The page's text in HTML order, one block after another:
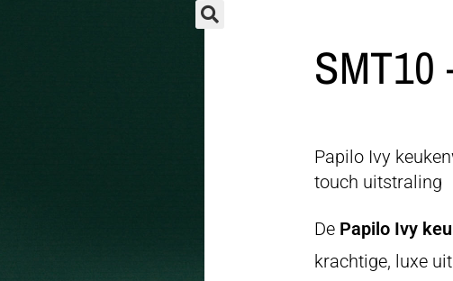
SMT10
Papilo Ivy
touch uitstraling
De Papilo Ivy
krachtige, luxe